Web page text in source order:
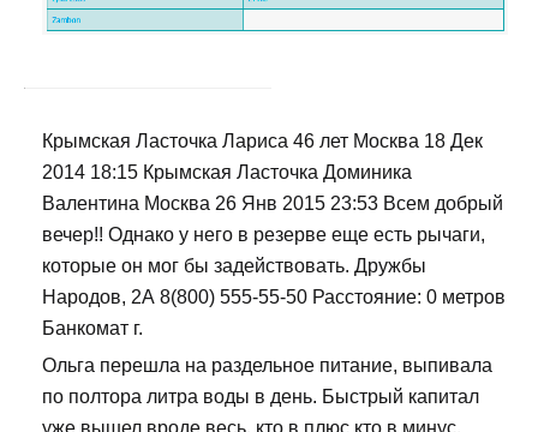
Крымская Ласточка Лариса 46 лет Москва 18 Дек
2014 18:15 Крымская Ласточка Доминика
Валентина Москва 26 Янв 2015 23:53 Всем добрый
вечер!! Однако у него в резерве еще есть рычаги,
которые он мог бы задействовать. Дружбы
Народов, 2А 8(800) 555-55-50 Расстояние: 0 метров
Банкомат г.
Ольга перешла на раздельное питание, выпивала
по полтора литра воды в день. Быстрый капитал
уже вышел вроде весь, кто в плюс кто в минус.